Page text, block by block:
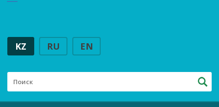
KZ RU EN